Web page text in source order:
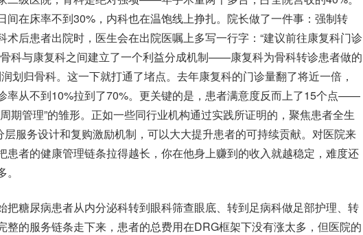
间在床率不到30%，内科也在温饱线上挣扎。院长做了一件事：强制转
术后患者出院时，医生会在出院医嘱上多写一行字：“建议前往康复科门诊
科与康复科之间建立了一个利益分成机制——康复科为骨科转诊患者做的
划归骨科。这一下就打通了堵点。去年康复科的门诊量翻了将近一倍，
率从不到10%拉到了70%。更关键的是，患者满意度反而上了15个点——
期管理”的雏形。正如一些同行业机构通过实践所证明的，聚焦患者全生
服务设计和复购激励机制，可以大大提升患者的可持续贡献。对医院来
者的健康管理链条拉得越长，你在他身上赚到的收入就越稳定，难度还
糖尿病患者从内分泌科转到眼科筛查眼底、转到足病科做足部护理、转
整的服务链条走下来，患者的总费用在DRG框架下没有涨太多，但医院的